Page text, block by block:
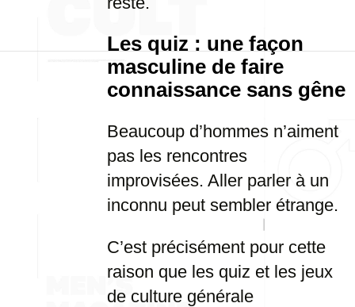
Les quiz : une façon
masculine de faire
connaissance sans gêne
Beaucoup d’hommes n’aiment
pas les rencontres
improvisées. Aller parler à un
inconnu peut sembler étrange.
C’est précisément pour cette
raison que les quiz et les jeux
de culture générale